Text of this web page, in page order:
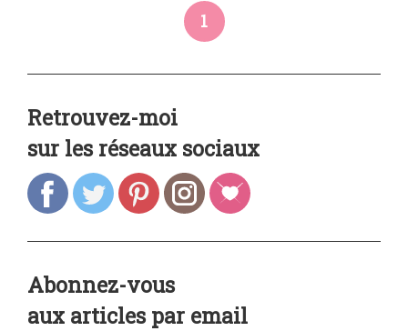
1
Retrouvez-moi
sur les réseaux sociaux
Abonnez-vous
aux articles par email